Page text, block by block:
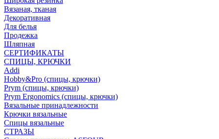
Вязаная, тканая
Декоративная
Для белья
Продежка
Шляпная
СЕРТИФИКАТЫ
СПИЦЫ, КРЮЧКИ
Addi
Hobby&Pro (спицы, крючки)
Prym (спицы, крючки)
Prym Ergonomics (спицы, крючки)
Вязальные принадлежности
Крючки вязальные
Спицы вязальные
СТРАЗЫ